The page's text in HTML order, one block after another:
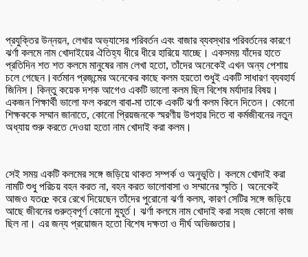
প্রযুক্তির উন্নয়ন, লেখার অভ্যাসের পরিবর্তন এবং বাজার ব্যবস্থার পরিবর্তনের কারণে
ঝর্ণা কলমে নাম খোদাইয়ের ঐতিহ্য ধীরে ধীরে হারিয়ে যাচ্ছে। একসময় যাঁদের হাতে
প্রতিদিন শত শত কলমে মানুষের নাম লেখা হতো, তাঁদের অনেকেই এখন অন্য পেশায়
চলে গেছেন।বর্তমান প্রজন্মের অনেকের কাছে কলম হয়তো শুধুই একটি সাধারণ ব্যবহার্য
জিনিস। কিন্তু কয়েক দশক আগেও একটি ভালো কলম ছিল বিশেষ মর্যাদার বিষয়।
একজন শিক্ষার্থী ভালো ফল করলে বাবা-মা তাকে একটি ঝর্ণা কলম কিনে দিতেন। কোনো
শিক্ষককে সম্মান জানাতে, কোনো প্রিয়জনকে স্মরণীয় উপহার দিতে বা কর্মজীবনের নতুন
অধ্যায় শুরু করতে দেওয়া হতো নাম খোদাই করা কলম।
সেই সময় একটি কলমের সঙ্গে জড়িয়ে থাকত সম্পর্ক ও অনুভূতি। কলমে খোদাই করা
নামটি শুধু পরিচয় বহন করত না, বহন করত ভালোবাসা ও সম্মানের স্মৃতি। অনেকেই
আজও যতœ করে রেখে দিয়েছেন তাঁদের পুরোনো ঝর্ণা কলম, কারণ সেটির সঙ্গে জড়িয়ে
আছে জীবনের গুরুত্বপূর্ণ কোনো মুহূর্ত। ঝর্ণা কলমে নাম খোদাই করা সহজ কোনো কাজ
ছিল না। এর জন্য প্রয়োজন হতো বিশেষ দক্ষতা ও দীর্ঘ অভিজ্ঞতার।